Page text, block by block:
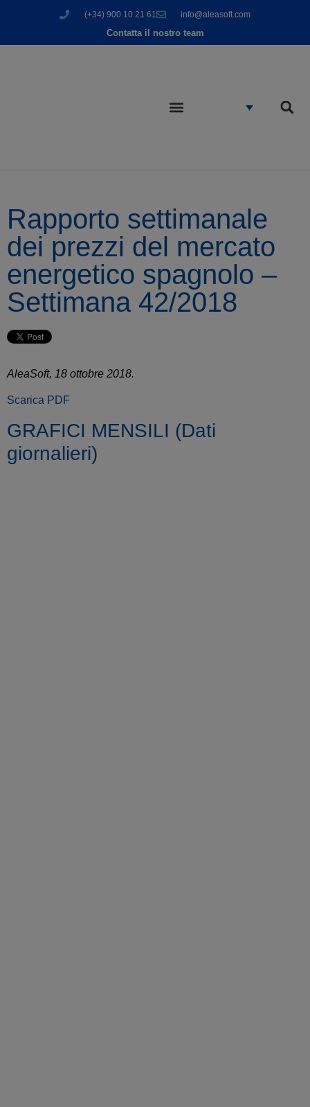
(+34) 900 10 21 61 info@aleasoft.com
Contatta il nostro team
Rapporto settimanale
dei prezzi del mercato
energetico spagnolo –
Settimana 42/2018
AleaSoft, 18 ottobre 2018.
Scarica PDF
GRAFICI MENSILI (Dati
giornalieri)